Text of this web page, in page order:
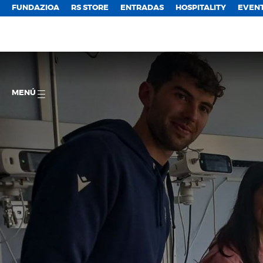
FUNDAZIOA RS STORE ENTRADAS HOSPITALITY
MENÚ